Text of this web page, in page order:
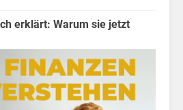
erklärt: Warum sie jetzt